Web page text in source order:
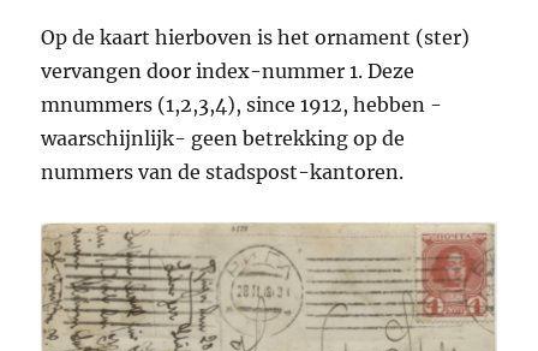
Op de kaart hierboven is het ornament (ster)
vervangen door index-nummer 1. Deze
mnummers (1,2,3,4), since 1912, hebben -
waarschijnlijk- geen betrekking op de
nummers van de stadspost-kantoren.